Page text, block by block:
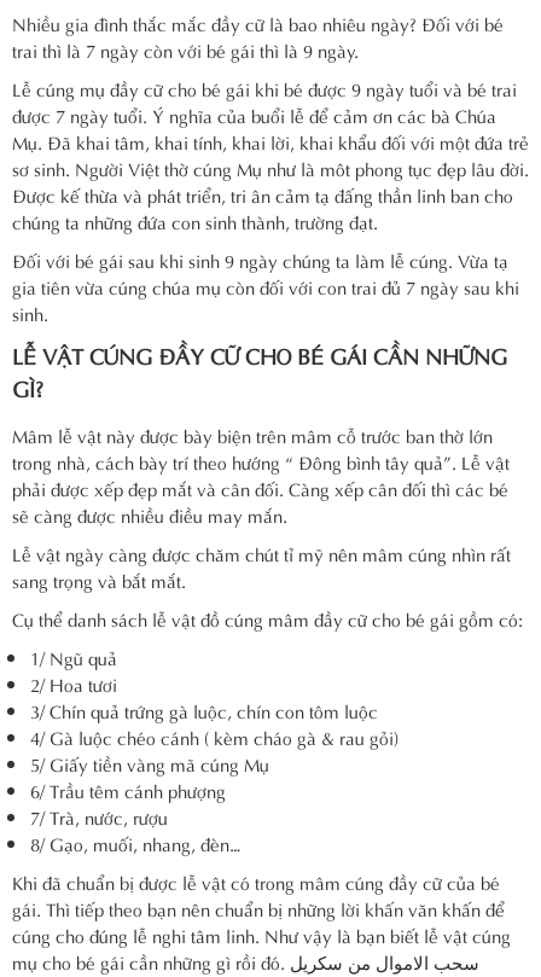
Nhiều gia đình thắc mắc đầy cữ là bao nhiêu ngày? Đối với bé
trai thì là 7 ngày còn với bé gái thì là 9 ngày.
Lễ cúng mụ đầy cữ cho bé gái khi bé được 9 ngày tuổi và bé trai
được 7 ngày tuổi. Ý nghĩa của buổi lễ để cảm ơn các bà Chúa
Mụ. Đã khai tâm, khai tính, khai lời, khai khẩu đối với một đứa trẻ
sơ sinh. Người Việt thờ cúng Mụ như là môt phong tục đẹp lâu đời.
Được kế thừa và phát triển, tri ân cảm tạ đấng thần linh ban cho
chúng ta những đứa con sinh thành, trường đạt.
Đối với bé gái sau khi sinh 9 ngày chúng ta làm lễ cúng. Vừa tạ
gia tiên vừa cúng chúa mụ còn đối với con trai đủ 7 ngày sau khi
sinh.
LỄ VẬT CÚNG ĐẦY CỮ CHO BÉ GÁI CẦN NHỮNG
GÌ?
Mâm lễ vật này được bày biện trên mâm cỗ trước ban thờ lớn
trong nhà, cách bày trí theo hướng “ Đông bình tây quả”. Lễ vật
phải được xếp đẹp mắt và cân đối. Càng xếp cân đối thì các bé
sẽ càng được nhiều điều may mắn.
Lễ vật ngày càng được chăm chút tỉ mỹ nên mâm cúng nhìn rất
sang trọng và bắt mắt.
Cụ thể danh sách lễ vật đồ cúng mâm đầy cữ cho bé gái gồm có:
1/ Ngũ quả
2/ Hoa tươi
3/ Chín quả trứng gà luộc, chín con tôm luộc
4/ Gà luộc chéo cánh ( kèm cháo gà & rau gỏi)
5/ Giấy tiền vàng mã cúng Mụ
6/ Trầu têm cánh phượng
7/ Trà, nước, rượu
8/ Gạo, muối, nhang, đèn…
Khi đã chuẩn bị được lễ vật có trong mâm cúng đầy cữ của bé
gái. Thì tiếp theo bạn nên chuẩn bị những lời khấn văn khấn để
cúng cho đúng lễ nghi tâm linh. Như vậy là bạn biết lễ vật cúng
mụ cho bé gái cần những gì rồi đó. سحب الاموال من سكريل